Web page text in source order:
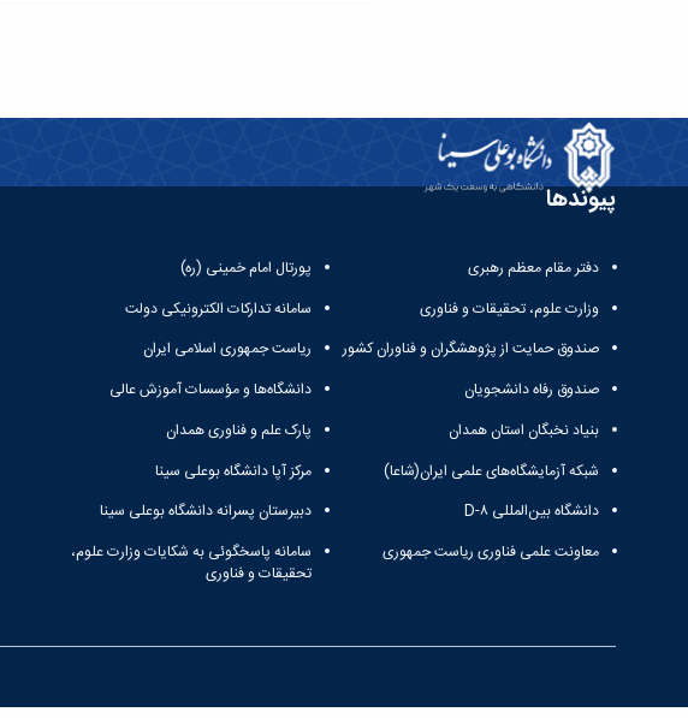
پیوندها
دفتر مقام معظم رهبری
وزارت علوم، تحقیقات و فناوری
صندوق حمایت از پژوهشگران و فناوران کشور
صندوق رفاه دانشجویان
بنیاد نخبگان استان همدان
شبکه آزمایشگاه‌های علمی ایران(شاعا)
دانشگاه بین‌المللی D-۸
معاونت علمی فناوری ریاست جمهوری
پورتال امام خمینی (ره)
سامانه تدارکات الکترونیکی دولت
ریاست جمهوری اسلامی ایران
دانشگاه‌ها و مؤسسات آموزش عالی
پارک علم و فناوری همدان
مرکز آپا دانشگاه بوعلی سینا
دبیرستان پسرانه دانشگاه بوعلی سینا
سامانه پاسخگوئی به شکایات وزارت علوم،
تحقیقات و فناوری